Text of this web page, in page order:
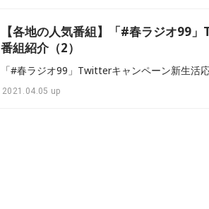
【各地の人気番組】「#春ラジオ99
番組紹介（2）
2021.04.05 up